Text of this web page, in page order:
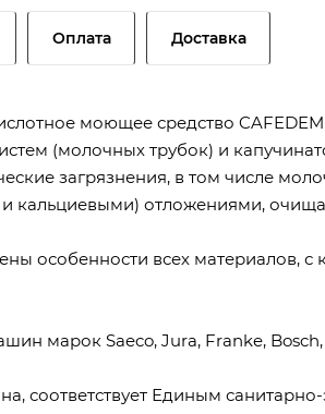
Оплата Доставка
моющее средство
(молочных трубок) и
загрязнения, в том числе
кальциевыми) отложениями,
особенности всех материалов,
марок Saeco, Jura, Franke,
соответствует Единым